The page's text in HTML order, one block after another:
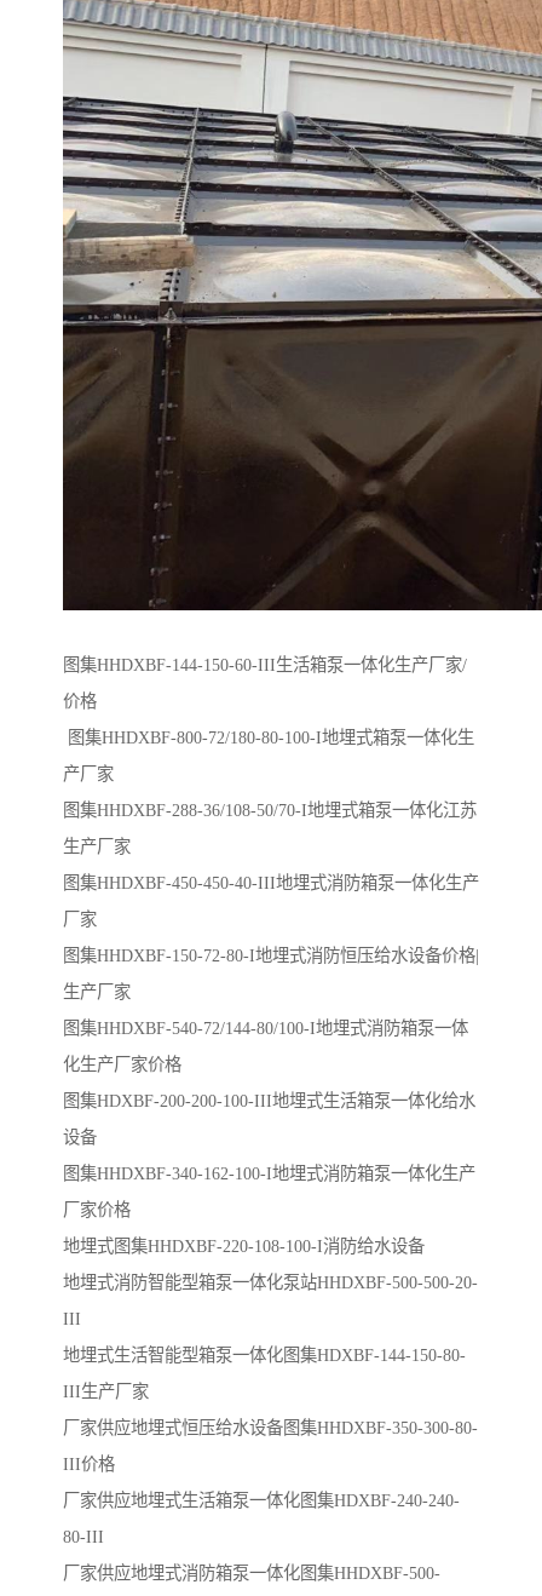
图集HHDXBF-144-150-60-III生活箱泵一体化生产厂家/
价格
图集HHDXBF-800-72/180-80-100-I地埋式箱泵一体化生
产厂家
图集HHDXBF-288-36/108-50/70-I地埋式箱泵一体化江苏
生产厂家
图集HHDXBF-450-450-40-III地埋式消防箱泵一体化生产
厂家
图集HHDXBF-150-72-80-I地埋式消防恒压给水设备价格|
生产厂家
图集HHDXBF-540-72/144-80/100-I地埋式消防箱泵一体
化生产厂家价格
图集HDXBF-200-200-100-III地埋式生活箱泵一体化给水
设备
图集HHDXBF-340-162-100-I地埋式消防箱泵一体化生产
厂家价格
地埋式图集HHDXBF-220-108-100-I消防给水设备
地埋式消防智能型箱泵一体化泵站HHDXBF-500-500-20-
III
地埋式生活智能型箱泵一体化图集HDXBF-144-150-80-
III生产厂家
厂家供应地埋式恒压给水设备图集HHDXBF-350-300-80-
III价格
厂家供应地埋式生活箱泵一体化图集HDXBF-240-240-
80-III
厂家供应地埋式消防箱泵一体化图集HHDXBF-500-